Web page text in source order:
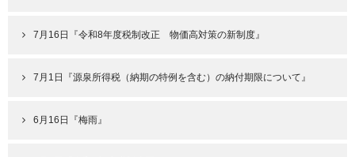
7月16日『令和8年度税制改正 物価高対策の新制度』
7月1日『源泉所得税（納期の特例を含む）の納付期限について』
6月16日『梅雨』